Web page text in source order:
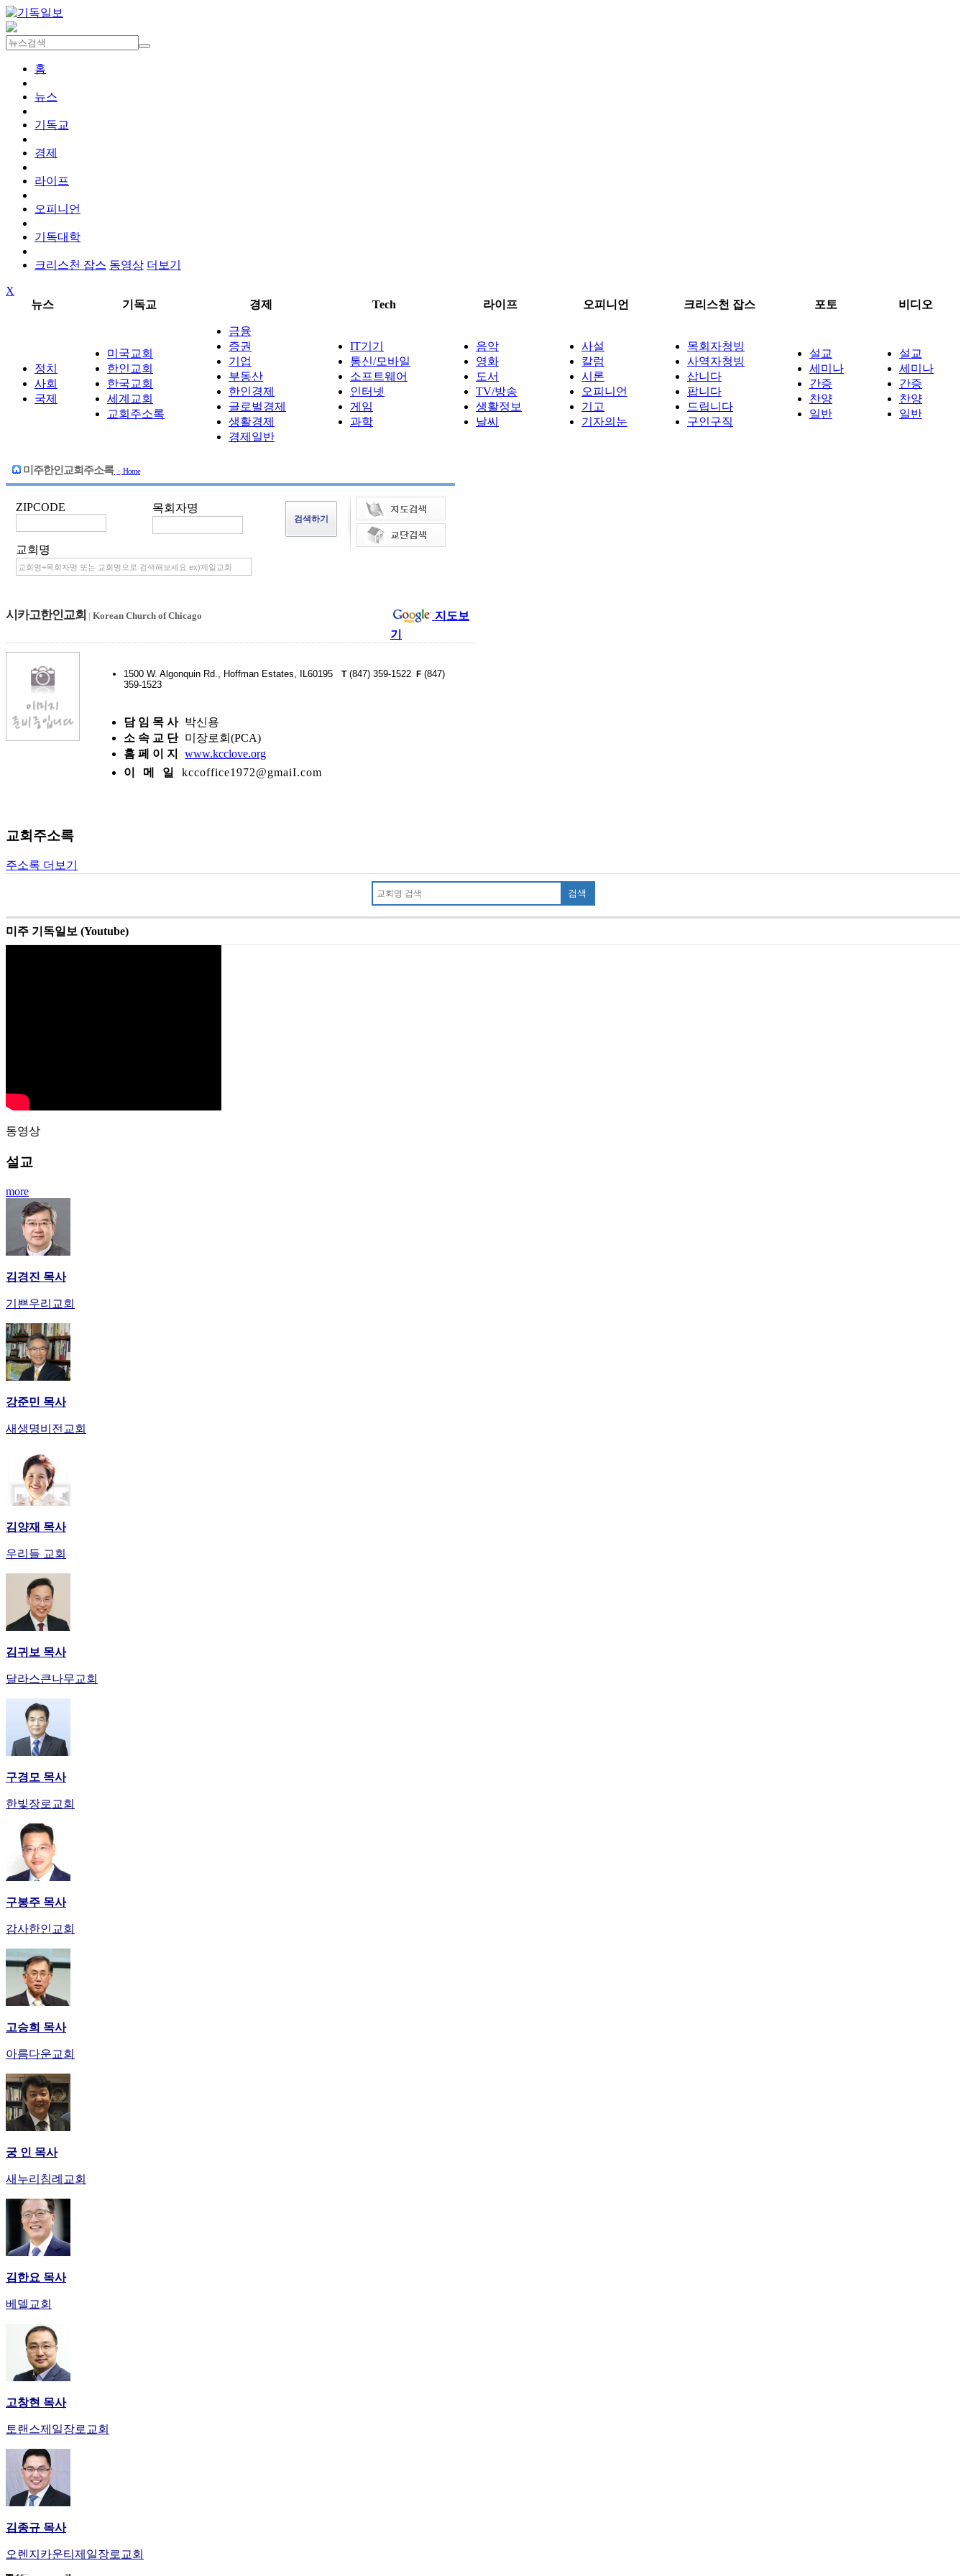
홈
뉴스
기독교
경제
라이프
오피니언
기독대학
크리스천 잡스 동영상 더보기
X
뉴스
기독교 경제 Tech 라이프 오피니언 크리스천 잡스 포토 비디오
정치
사회
국제
미국교회
한인교회
한국교회
세계교회
교회주소록
금융
증권
기업
부동산
한인경제
글로벌경제
생활경제
경제일반
IT기기
통신/모바일
소프트웨어
인터넷
게임
과학
음악
영화
도서
TV/방송
생활정보
날씨
사설
칼럼
시론
오피니언
기고
기자의눈
목회자청빙
사역자청빙
삽니다
팝니다
드립니다
구인구직
설교
세미나
간증
찬양
일반
설교
세미나
간증
찬양
일반
미주한인교회주소록 > Home
ZIPCODE 목회자명
교회명
시카고한인교회 | Korean Church of Chicago
지도보
기
1500 W. Algonquin Rd., Hoffman Estates, IL60195 T(847) 359-1522 F (847)
359-1523
담 임 목 사 박신용
소 속 교 단 미장로회(PCA)
홈 페 이 지
www.kcclove.org
이 메 일
kccoffice1972@gmaiI.com
교회주소록
주소록 더보기
검색
미주 기독일보 (Youtube)
동영상
설교
more
김경진 목사
기쁜우리교회
강준민 목사
새생명비전교회
김양재 목사
우리들 교회
김귀보 목사
달라스큰나무교회
구경모 목사
한빛장로교회
구봉주 목사
감사한인교회
고승희 목사
아름다운교회
궁 인 목사
새누리침례교회
김한요 목사
베델교회
고창현 목사
토랜스제일장로교회
김종규 목사
오렌지카운티제일장로교회